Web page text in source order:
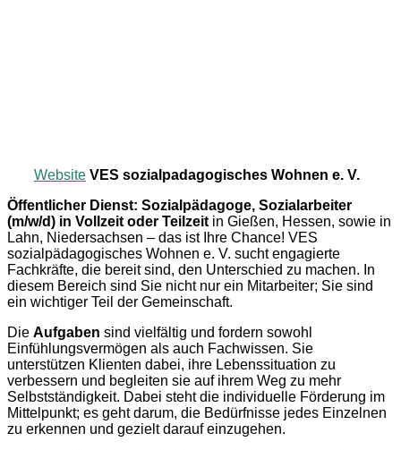
Website VES sozialpadagogisches Wohnen e. V.
Öffentlicher Dienst: Sozialpädagoge, Sozialarbeiter
(m/w/d) in Vollzeit oder Teilzeit in Gießen, Hessen, sowie in
Lahn, Niedersachsen – das ist Ihre Chance! VES
sozialpädagogisches Wohnen e. V. sucht engagierte
Fachkräfte, die bereit sind, den Unterschied zu machen. In
diesem Bereich sind Sie nicht nur ein Mitarbeiter; Sie sind
ein wichtiger Teil der Gemeinschaft.
Die Aufgaben sind vielfältig und fordern sowohl
Einfühlungsvermögen als auch Fachwissen. Sie
unterstützen Klienten dabei, ihre Lebenssituation zu
verbessern und begleiten sie auf ihrem Weg zu mehr
Selbstständigkeit. Dabei steht die individuelle Förderung im
Mittelpunkt; es geht darum, die Bedürfnisse jedes Einzelnen
zu erkennen und gezielt darauf einzugehen.